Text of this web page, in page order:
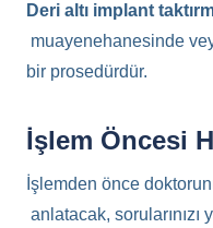
Deri altı implant
muayenehanesinde
bir prosedürdür.
İşlem Öncesi
İşlemden önce
anlatacak, sorularınızı